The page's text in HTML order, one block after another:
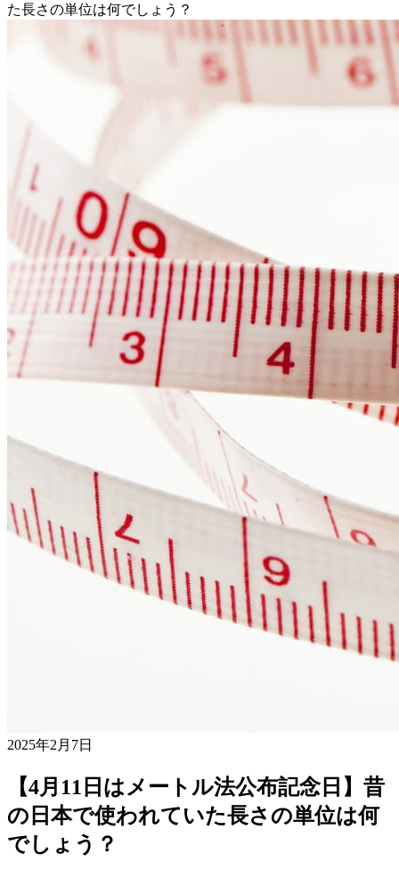
た長さの単位は何でしょう？
2025年2月7日
【4月11日はメートル法公布記念日】昔
の日本で使われていた長さの単位は何
でしょう？